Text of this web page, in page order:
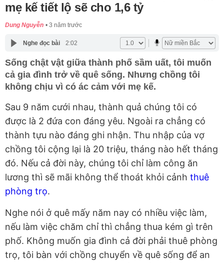
mẹ kế tiết lộ sẽ cho 1,6 tỷ
Dung Nguyễn 3 năm trước
Nghe đọc bài 2:02
Sống chật vật giữa thành phố sầm uất, tôi muốn
cả gia đình trở về quê sống. Nhưng chồng tôi
không chịu vì có ác cảm với mẹ kế.
Sau 9 năm cưới nhau, thành quả chúng tôi có
được là 2 đứa con đáng yêu. Ngoài ra chẳng có
thành tựu nào đáng ghi nhận. Thu nhập của vợ
chồng tôi cộng lại là 20 triệu, tháng nào hết tháng
đó. Nếu cả đời này, chúng tôi chỉ làm công ăn
lương thì sẽ mãi không thể thoát khỏi cảnh thuê
phòng trọ.
Nghe nói ở quê mấy năm nay có nhiều việc làm,
nếu làm việc chăm chỉ thì chẳng thua kém gì trên
phố. Không muốn gia đình cả đời phải thuê phòng
trọ, tôi bàn với chồng chuyển về quê sống để an